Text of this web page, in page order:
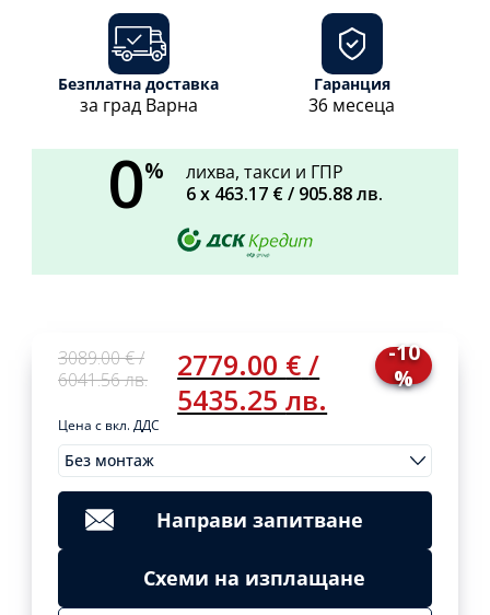
3089.00€/
6041.56лв.
Original
price
3089,00 €
/
6041,56
лв..
2779.00 € /
5435.25лв.
Current
price
2779,00 €
/
5435,25
лв..
-10
%
Цена с вкл. ДДС
Без монтаж
МонтажиClear
3089.00
€/
6041.56
Original
price
was:
3089,00 €
/
лв..
2779.00
€/
5435.25
Current
price
2779,00 €
/
лв..
Направи запитване
Схеми на изплащане
Безплатна доставка
за град Варна
Гаранция
36 месеца
0%
лихва, такси и ГПР
6 х 463.17 € / 905.88лв.